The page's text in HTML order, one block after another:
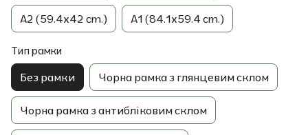
A2 (59.4x42 cm.) A1 (84.1x59.4 cm.)
Тип рамки
Без рамки Чорна рамка з глянцевим склом
Чорна рамка з антибліковим склом